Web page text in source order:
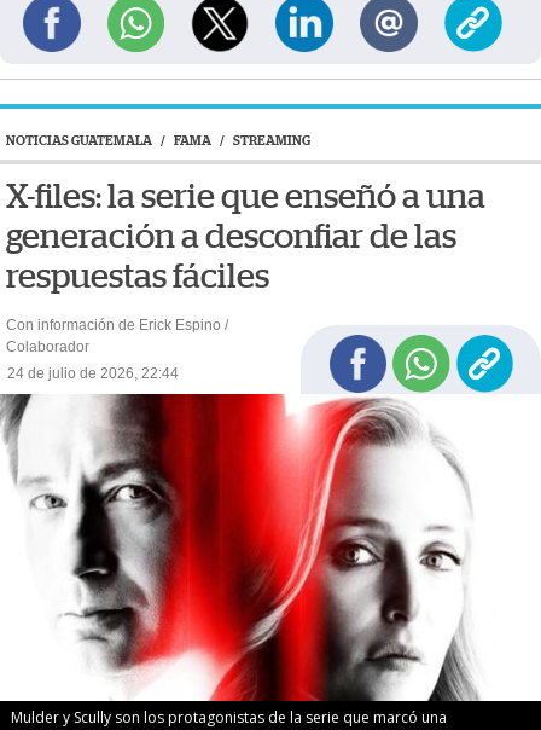
NOTICIAS GUATEMALA / FAMA / STREAMING
X-files: la serie que enseñó a una
generación a desconfiar de las
respuestas fáciles
Con información de Erick Espino /
Colaborador
24 de julio de 2026, 22:44
Mulder y Scully son los protagonistas de la serie que marcó una